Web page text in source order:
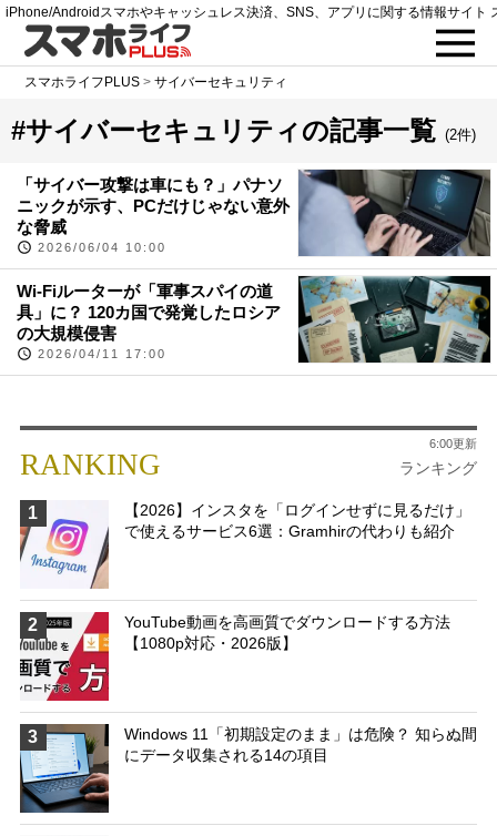
iPhone/Androidスマホやキャッシュレス決済、SNS、アプリに関する情報サイト
スマホライフPLUS >サイバーセキュリティ
#サイバーセキュリティの記事一覧 (2件)
「サイバー攻撃は車にも？」パナソ
ニックが示す、PCだけじゃない意外
な脅威
2026/06/04 10:00
Wi-Fiルーターが「軍事スパイの道
具」に？ 120カ国で発覚したロシア
の大規模侵害
2026/04/11 17:00
RANKING ランキング
6:00更新
1
【2026】インスタを「ログインせずに見るだけ」
で使えるサービス6選：Gramhirの代わりも紹介
2
YouTube動画を高画質でダウンロードする方法
【1080p対応・2026版】
3
Windows 11「初期設定のまま」は危険？ 知らぬ間
にデータ収集される14の項目